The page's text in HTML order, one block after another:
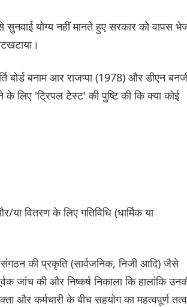
योग्य नहीं मानते हुए सरकार को वापस
बनाम आर राजप्पा (1978) और डीएन
के लिए 'ट्रिपल टेस्ट' की पुष्टि की कि क्या कोई
वितरण के लिए गतिविधि (धार्मिक या
की प्रकृति (सार्वजनिक, निजी आदि) जैसे
जांच की और निष्कर्ष निकाला कि हालांकि
और कर्मचारी के बीच सहयोग का महत्वपूर्ण तत्व